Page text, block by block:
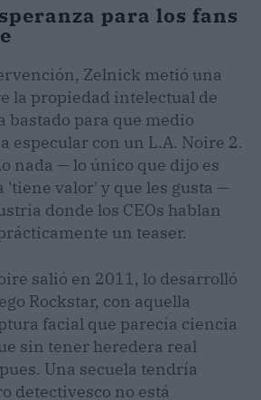
para los fans
Zelnick metió una
la propiedad intelectual de
bastado para que medio
especular con un L.A. Noire 2.
nada — lo único que dijo es
'tiene valor' y que les gusta —
donde los CEOs hablan
un teaser.
salió en 2011, lo desarrolló
Rockstar, con aquella
facial que parecía ciencia
sin tener heredera real
Una secuela tendría
detectivesco no está